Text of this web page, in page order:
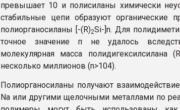
превышает 10 и полисиланы химически
стабильные цепи образуют органические
полиорганосиланы [-(R)2Si-]n. Для
точное значение п не удалось
молекулярная масса полидигексилсилана
несколько миллионов (n>104).
Полиорганосиланы получают
Na или другими щелочными металлами по